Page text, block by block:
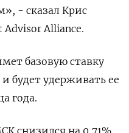
- сказал Крис
Advisor Alliance.
базовую ставку
будет удерживать ее
года.
снизился на 0,71%